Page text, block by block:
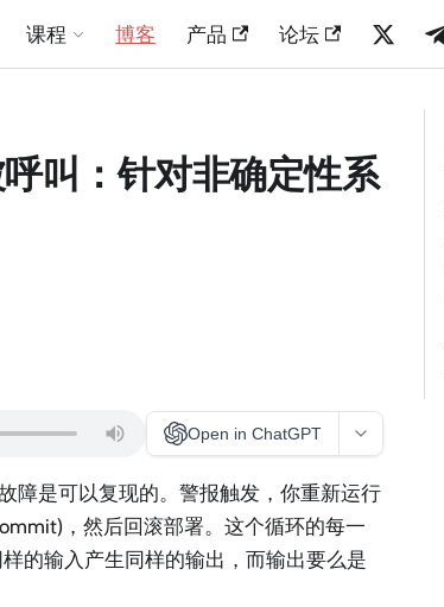
课程 博客 产品 论坛
叫：针对非确定性系
Open in ChatGPT
障是可以复现的。警报触发，你重新运行
，然后回滚部署。这个循环的每一
的输入产生同样的输出，而输出要么是